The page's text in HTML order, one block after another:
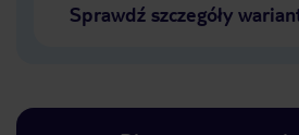
Sprawdź szczegóły